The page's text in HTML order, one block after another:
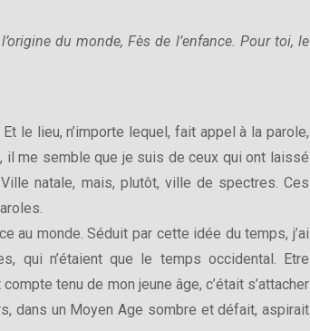
du monde, Fès de l’enfance. Pour toi, le
le lieu, n’importe lequel, fait appel à la parole,
me semble que je suis de ceux qui ont laissé
natale, mais, plutôt, ville de spectres. Ces
au monde. Séduit par cette idée du temps, j’ai
qui n’étaient que le temps occidental. Etre
tenu de mon jeune âge, c’était s’attacher
dans un Moyen Age sombre et défait, aspirait